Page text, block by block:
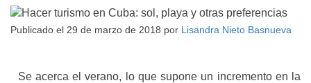
Publicado el 29 de marzo de 2018 por Lisandra Nieto Basnueva
Se acerca el verano, lo que supone un incremento en la